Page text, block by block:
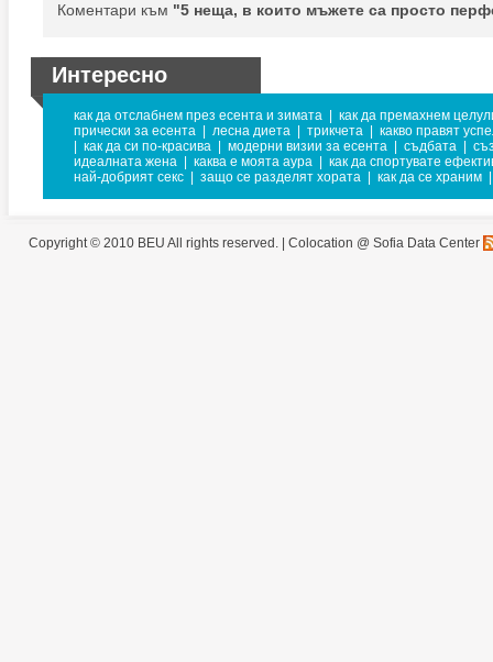
Коментари към "5 неща, в които мъжете са просто
Интересно
как да отслабнем през есента и зимата
как да премахнем
прически за есента
лесна диета трикчета
какво правят
как да си по-красива модерни визии за есента съдбата
идеалната жена
каква е моята аура
как да спортувате
най-добрият секс
защо се разделят хората как да се храним
Copyright © 2010 BEU All rights reserved. | Colocation @ Sofia Data Center